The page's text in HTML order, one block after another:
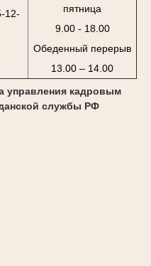
12-
пятница
9.00 - 18.00
Обеденный перерыв
13.00 – 14.00
управления кадровым
службы РФ